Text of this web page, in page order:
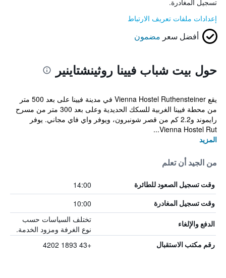
تسجيل المغادرة.
إعدادات ملفات تعريف الارتباط
أفضل سعر مضمون
حول بيت شباب فيينا روثينشتاينير
يقع Vienna Hostel Ruthensteiner في مدينة فيينا على بعد 500 متر
من محطة فيينا الغربية للسكك الحديدية وعلى بعد 300 متر من مسرح
رايموند و2.2 كم من قصر شونبرون، ويوفر واي فاي مجاني. يوفر
Vienna Hostel Rut...
المزيد
من الجيد أن تعلم
وقت تسجيل الصعود للطائرة 14:00
وقت تسجيل المغادرة 10:00
الدفع والإلغاء
تختلف السياسات حسب
نوع الغرفة ومزود الخدمة.
رقم مكتب الاستقبال +43 1893 4202